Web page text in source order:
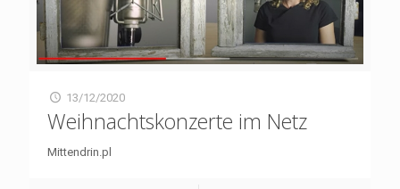
13/12/2020
Weihnachtskonzerte im Netz
Mittendrin.pl